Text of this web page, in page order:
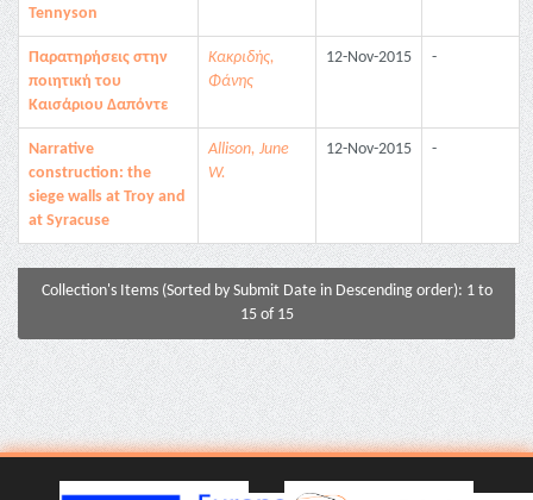
Tennyson
Παρατηρήσεις στην
ποιητική του
Καισάριου Δαπόντε
Κακριδής,
Φάνης
12-Nov-2015 -
Narrative
construction: the
siege walls at Troy and
at Syracuse
Allison, June
W.
12-Nov-2015 -
Collection's Items (Sorted by Submit Date in Descending order): 1 to
15 of 15